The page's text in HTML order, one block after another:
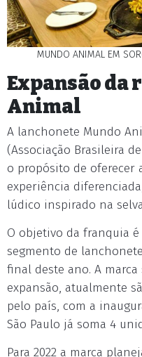
MUNDO ANIMAL EM
Expansão da
Animal
A lanchonete Mundo
(Associação Brasileira
o propósito de oferecer
experiência
lúdico inspirado na
O objetivo da franquia
segmento de
final deste ano. A
expansão, atualmente
pelo país, com a
São Paulo já soma 4
Para 2022 a marca